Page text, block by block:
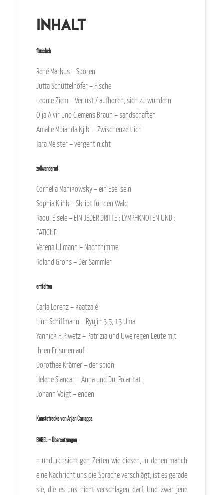
Inhalt
flusslich
René Markus – Sporen
Jutta Schüttelhöfer – Fische
Leonie Ziem – Verlust / aufhören, sich zu wundern
Olja Alvir und Clemens Braun – sandschaften
Amalie Mbianda Njiki – Zwischenzeitlich
Tara Meister – vergeht nicht
zellwandernd
Cornelia Manikowsky – ein Esel sein
Sophia Klink – Skript für den Wald
Raoul Eisele – EIN JEDER DRITTE : LYMPHKNOTEN UND :
FATIGUE
Verena Ullmann – Nachthimme
Roland Grohs – Der Sammler
entfalten
Carla Lorenz – kaatzalé
Linn Schiffmann – Ryujin 3.5; 13 Uma
Yannick F. Piwetz – Patrizia und Uwe regen Leute mit
ihren Frisuren auf
Dorothee Krämer – der spion
Helene Slancar – Anna und Du, Polarität
Johann Voigt – enden
Kunststrecke von Anjan Cariappa
BABEL – Übersetzungen
n undurchsichtigen Zeiten wie diesen, in denen manch
eine Nachricht uns die Sprache verschlägt, ist es gerade
sie, die es uns nicht verschlagen darf. Und zwar jene